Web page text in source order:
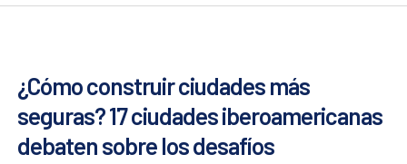
¿Cómo construir ciudades más
seguras? 17 ciudades iberoamericanas
debaten sobre los desafíos